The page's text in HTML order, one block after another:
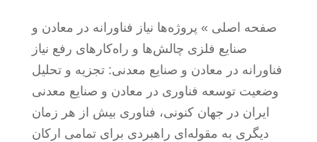
صفحه اصلی » پروژه‌ها نیاز فناورانه در معادن و
صنایع فلزی چالش‌ها و راه‌کارهای رفع نیاز
فناورانه در معادن و صنایع معدنی: تجزیه و تحلیل
وضعیت توسعه فناوری در معادن و صنایع معدنی
ایران در جهان کنونی، فناوری بیش از هر زمان
دیگری به مقوله‌ای راهبردی برای تمامی ارکان